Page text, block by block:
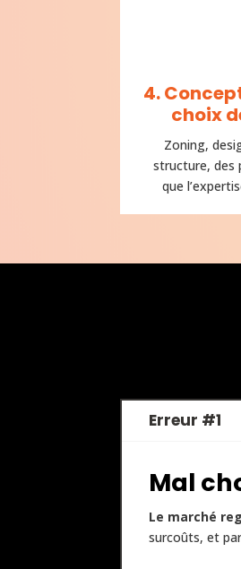
4.
choix
Zoning,
structure, des
que
Erreur #1
Mal
Le marché
surcoûts, et